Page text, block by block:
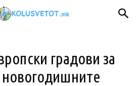
градови за